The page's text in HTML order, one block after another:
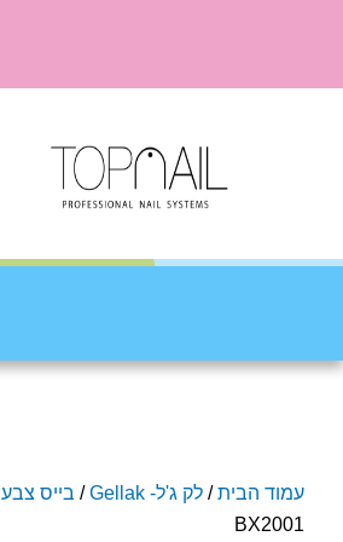
עמוד הבית/ לק ג'ל- Gellak / בייס צבע base color
BX2001